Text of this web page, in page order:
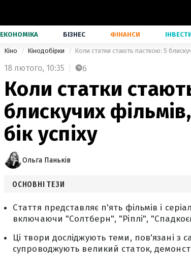
ЕКОНОМІКА БІЗНЕС ФІНАНСИ
Кіно Кінодобірки Коли статки стають пасткою: 5
18 лютого, 10:35 6
Коли статки
блискучих
бік успіху
Ольга Паньків
ОСНОВНІ ТЕЗИ
Стаття представляє п'ять фільмів і
включаючи "Солтберн", "Ріплі",
Ці твори досліджують теми, пов'язані з
супроводжують великий статок,